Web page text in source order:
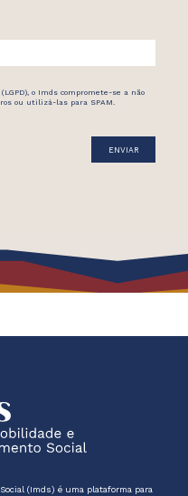
o Imds compromete-se a não
ou utilizá-las para SPAM.
(Imds) é uma plataforma para